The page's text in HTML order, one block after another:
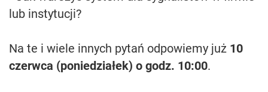
lub instytucji?
Na te i wiele innych pytań odpowiemy już 10
czerwca (poniedziałek) o godz. 10:00.